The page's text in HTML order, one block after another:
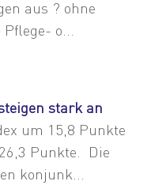
aus ? ohne
o...
stark an
um 15,8 Punkte
Punkte. Die
konjunk...